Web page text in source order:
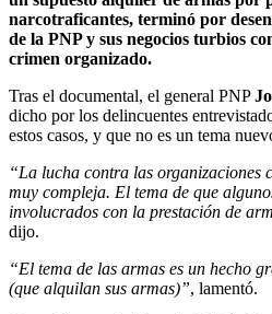
narcotraficantes, terminó por
de la PNP y sus negocios turbios
crimen organizado.
Tras el documental, el general PNP
dicho por los delincuentes
estos casos, y que no es un tema
“La lucha contra las organizaciones
muy compleja. El tema de que
involucrados con la prestación de
dijo.
“El tema de las armas es un hecho
(que alquilan sus armas)”, lamentó.